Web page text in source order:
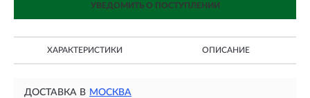
УВЕДОМИТЬ О ПОСТУПЛЕНИИ
ХАРАКТЕРИСТИКИ ОПИСАНИЕ
ДОСТАВКА В МОСКВА